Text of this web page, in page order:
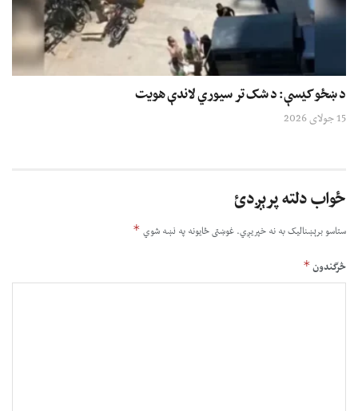
د ښځو کیسې: د شک تر سیوري لاندې هویت
15 جولای 2026
ځواب دلته پرېږدئ
ستاسو برېښناليک به نه خپريږي.غوښتى ځایونه په نښه شوي *
څرگندون*